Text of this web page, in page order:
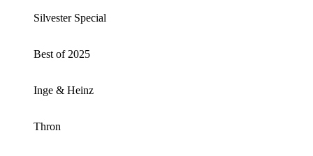
Silvester Special
Best of 2025
Inge & Heinz
Thron